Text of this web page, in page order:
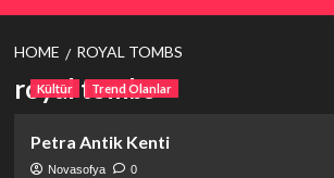
HOME ROYAL TOMBS
royal tombs
Kültür Trend Olanlar
Petra Antik Kenti
Novasofya 0